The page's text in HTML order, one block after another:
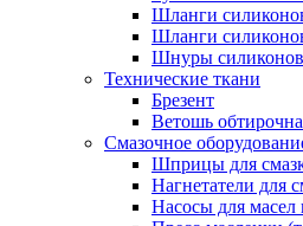
Шланги
Шланги
Шнуры
Технические ткани
Брезент
Ветошь
Смазочное
Шприцы для
Нагнетатели для
Насосы для масел